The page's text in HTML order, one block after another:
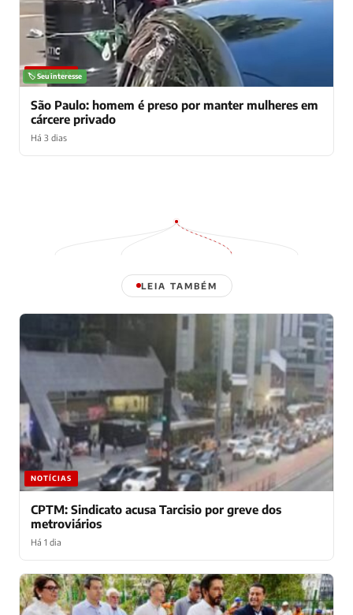
NOTÍCIAS
🏷️ Seu interesse
São Paulo: homem é preso por manter mulheres em
cárcere privado
Há 3 dias
LEIA TAMBÉM
NOTÍCIAS
CPTM: Sindicato acusa Tarcisio por greve dos
metroviários
Há 1 dia